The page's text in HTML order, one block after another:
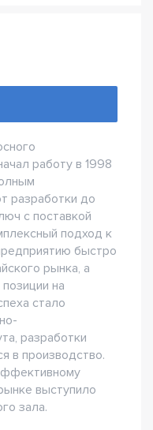
работу в 1998
разработки до
с поставкой
подход к
быстро
рынка, а
на
стало
разработки
в производство.
выступило
зала.